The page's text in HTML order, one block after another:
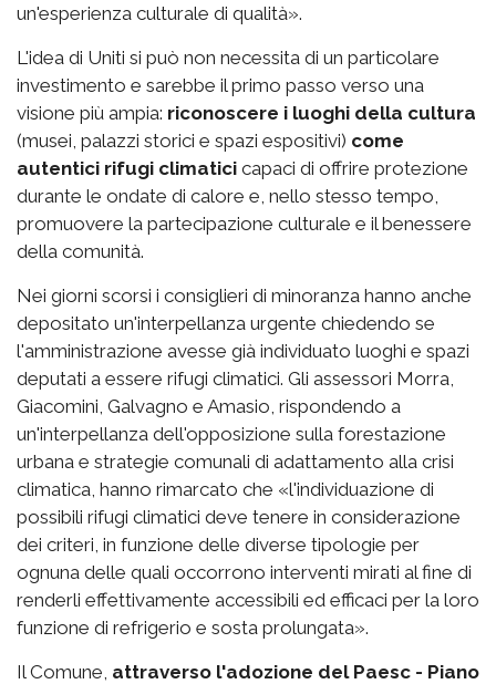
un'esperienza culturale di qualità».
L'idea di Uniti si può non necessita di un particolare
investimento e sarebbe il primo passo verso una
visione più ampia: riconoscere i luoghi della cultura
(musei, palazzi storici e spazi espositivi) come
autentici rifugi climatici capaci di offrire protezione
durante le ondate di calore e, nello stesso tempo,
promuovere la partecipazione culturale e il benessere
della comunità.
Nei giorni scorsi i consiglieri di minoranza hanno anche
depositato un'interpellanza urgente chiedendo se
l'amministrazione avesse già individuato luoghi e spazi
deputati a essere rifugi climatici. Gli assessori Morra,
Giacomini, Galvagno e Amasio, rispondendo a
un'interpellanza dell'opposizione sulla forestazione
urbana e strategie comunali di adattamento alla crisi
climatica, hanno rimarcato che «l'individuazione di
possibili rifugi climatici deve tenere in considerazione
dei criteri, in funzione delle diverse tipologie per
ognuna delle quali occorrono interventi mirati al fine di
renderli effettivamente accessibili ed efficaci per la loro
funzione di refrigerio e sosta prolungata».
Il Comune, attraverso l'adozione del Paesc - Piano